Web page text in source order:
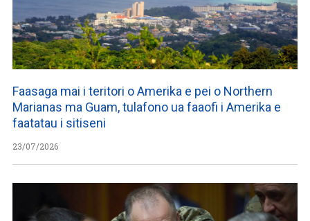
Faasaga mai i teritori o Amerika e pei o Northern
Marianas ma Guam, tulafono ua faaofi i Amerika e
faatatau i sitiseni
23/07/2026